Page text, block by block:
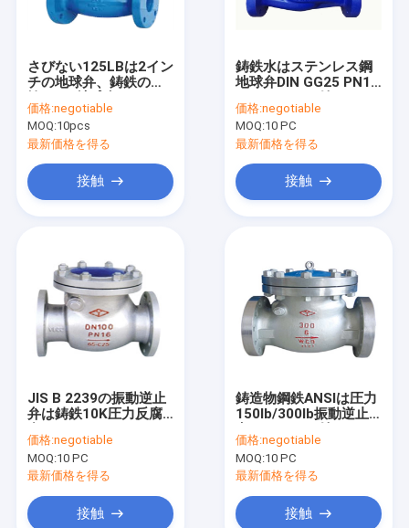
ホーム
製品
フランジを付けたようになったゲート弁
さびない125LBは2イン
チの地球弁、鋳鉄の車
価格:negotiable
MOQ:10pcs
最新価格を得る
接触
鋳鉄水はステンレス鋼
地球弁DIN GG25 PN16
うになった
価格:negotiable
MOQ:10 PC
最新価格を得る
接触
JIS B 2239の振動逆止
弁は鋳鉄10K圧力反腐
価格:negotiable
MOQ:10 PC
最新価格を得る
接触
鋳造物鋼鉄ANSIは圧力
150lb/300lb振動逆止
うになった
価格:negotiable
MOQ:10 PC
最新価格を得る
接触